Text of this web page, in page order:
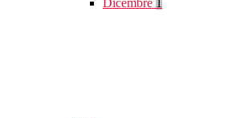
Dicembre 1